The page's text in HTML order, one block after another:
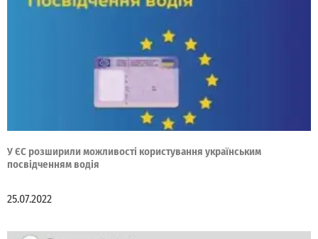
У ЄС розширили можливості користування українським
посвідченням водія
25.07.2022